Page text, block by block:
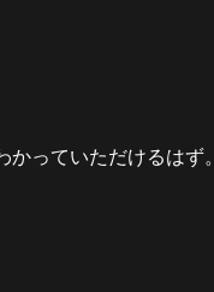
かっていただけるはず。